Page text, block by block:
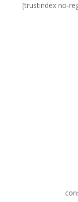
[trustindex no-